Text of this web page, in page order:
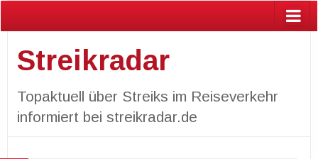
Streikradar
Topaktuell über Streiks im Reiseverkehr
informiert bei streikradar.de